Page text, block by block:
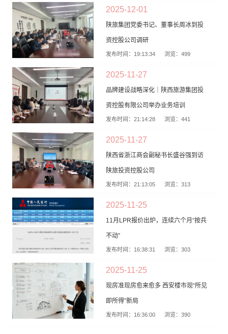
2025-12-01
陕旅集团党委书记、董事长周冰到投
资控股公司调研
发布时间：19:13:34 浏览：499
2025-11-27
品牌建设战略深化｜陕西旅游集团投
资控股有限公司举办业务培训
发布时间：21:14:28 浏览：441
2025-11-27
陕西省浙江商会副秘书长盛谷强到访
陕旅投资控股公司
发布时间：21:13:05 浏览：313
2025-11-25
11月LPR报价出炉，连续六个月“按兵
不动”
发布时间：16:38:31 浏览：303
2025-11-25
现房准现房愈来愈多 西安楼市现“所见
即所得”新局
发布时间：16:36:00 浏览：390